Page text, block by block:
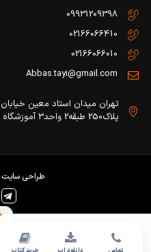
09931209398
02166066410
02166066010
Abbas.tayi@gmail.com
پلاک250 طبقه2 واحد3 آموزشگاه فنی و حرفه ای ابزار طباطبایی
طراحی سایت